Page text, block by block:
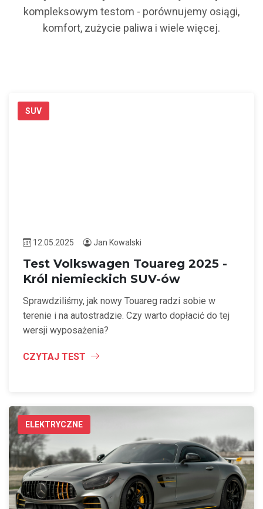
kompleksowym testom - porównujemy osiągi,
komfort, zużycie paliwa i wiele więcej.
SUV
12.05.2025 Jan Kowalski
Test Volkswagen Touareg 2025 -
Król niemieckich SUV-ów
Sprawdziliśmy, jak nowy Touareg radzi sobie w
terenie i na autostradzie. Czy warto dopłacić do tej
wersji wyposażenia?
CZYTAJ TEST
ELEKTRYCZNE